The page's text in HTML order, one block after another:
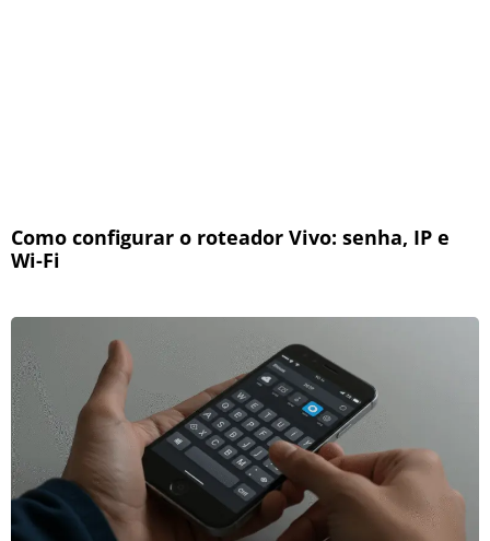
Como configurar o roteador Vivo: senha, IP e
Wi-Fi